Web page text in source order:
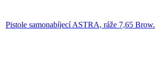
Pistole samonabíjecí ASTRA, ráže 7,65 Brow.